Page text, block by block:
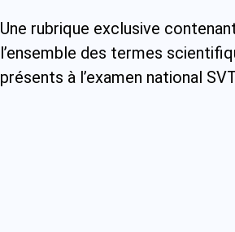
Une rubrique exclusive
l’ensemble des termes
présents à l’examen national